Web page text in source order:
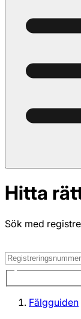
Hitta
Sök med
Fälgguiden